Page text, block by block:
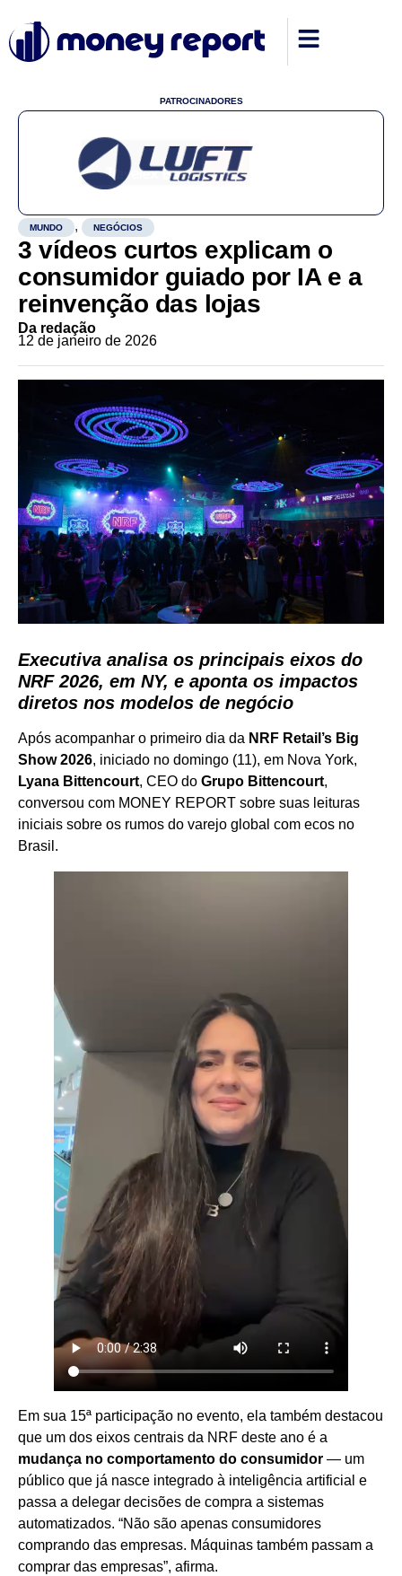
PATROCINADORES
MUNDO , NEGÓCIOS
3 vídeos curtos explicam o
consumidor guiado por IA e a
reinvenção das lojas
Da redação
12 de janeiro de 2026
Executiva analisa os principais eixos do
NRF 2026, em NY, e aponta os impactos
diretos nos modelos de negócio
Após acompanhar o primeiro dia da NRF Retail’s Big
Show 2026, iniciado no domingo (11), em Nova York,
Lyana Bittencourt, CEO do Grupo Bittencourt,
conversou com MONEY REPORT sobre suas leituras
iniciais sobre os rumos do varejo global com ecos no
Brasil.
Em sua 15ª participação no evento, ela também destacou
que um dos eixos centrais da NRF deste ano é a
mudança no comportamento do consumidor — um
público que já nasce integrado à inteligência artificial e
passa a delegar decisões de compra a sistemas
automatizados. “Não são apenas consumidores
comprando das empresas. Máquinas também passam a
comprar das empresas”, afirma.